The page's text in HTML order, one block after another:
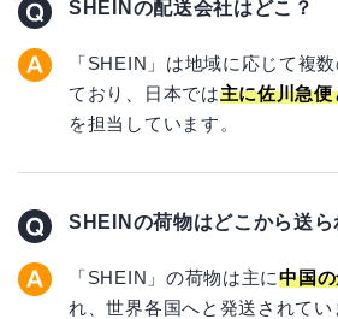
SHEINの配送会社はどこ？
「SHEIN」は地域に応じて複
ており、日本では主に佐川急
を担当しています。
SHEINの荷物はどこから送ら
「SHEIN」の荷物は主に中国
れ、世界各国へと発送されてい